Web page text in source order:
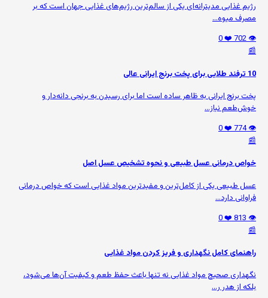
رژیم غذایی مدیترانه‌ای یکی از سالم‌ترین رژیم‌های غذایی جهان است که بر
مصرف میوه‌...
👁️ 702
❤️ 0
📰
10 ترفند طلایی برای پخت برنج ایرانی عالی
پخت برنج ایرانی به ظاهر ساده است اما برای رسیدن به برنجی دانه‌دار و
خوش‌طعم نیاز...
👁️ 774
❤️ 0
📰
خواص درمانی عسل طبیعی و نحوه تشخیص عسل اصل
عسل طبیعی یکی از کامل‌ترین و مفیدترین مواد غذایی است که خواص درمانی
فراوانی دارد...
👁️ 813
❤️ 0
📰
راهنمای کامل نگهداری و فریز کردن مواد غذایی
نگهداری صحیح مواد غذایی نه تنها باعث حفظ طعم و کیفیت آن‌ها می‌شود،
بلکه از هدر ر...